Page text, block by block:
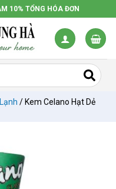
10% TỔNG HÓA ĐƠN
/ Kem Celano Hạt Dẻ